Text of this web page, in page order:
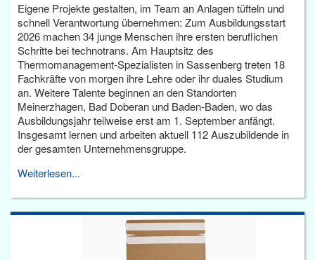
Eigene Projekte gestalten, im Team an Anlagen tüfteln und
schnell Verantwortung übernehmen: Zum Ausbildungsstart
2026 machen 34 junge Menschen ihre ersten beruflichen
Schritte bei technotrans. Am Hauptsitz des
Thermomanagement-Spezialisten in Sassenberg treten 18
Fachkräfte von morgen ihre Lehre oder ihr duales Studium
an. Weitere Talente beginnen an den Standorten
Meinerzhagen, Bad Doberan und Baden-Baden, wo das
Ausbildungsjahr teilweise erst am 1. September anfängt.
Insgesamt lernen und arbeiten aktuell 112 Auszubildende in
der gesamten Unternehmensgruppe.
Weiterlesen...